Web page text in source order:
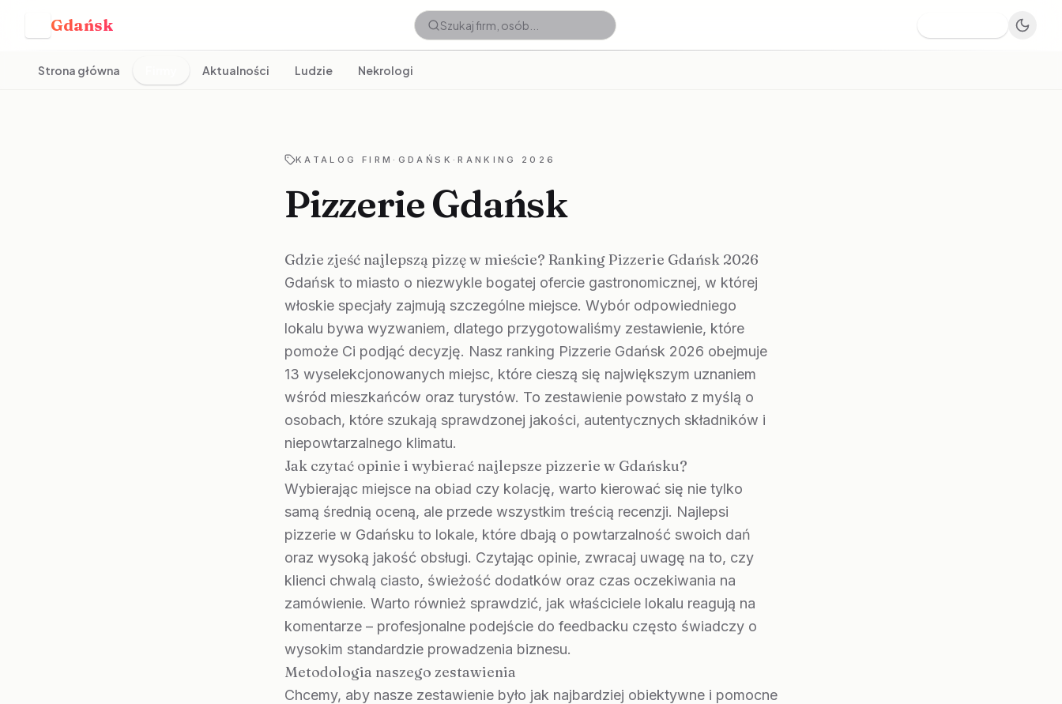
Gdańsk
Strona główna Aktualności Ludzie Nekrologi
KATALOG FIRM · GDAŃSK ·RANKING 2026
Pizzerie Gdańsk
Gdzie zjeść najlepszą pizzę w mieście? Ranking Pizzerie Gdańsk 2026
Gdańsk to miasto o niezwykle bogatej ofercie gastronomicznej, w której
włoskie specjały zajmują szczególne miejsce. Wybór odpowiedniego
lokalu bywa wyzwaniem, dlatego przygotowaliśmy zestawienie, które
pomoże Ci podjąć decyzję. Nasz ranking Pizzerie Gdańsk 2026 obejmuje
13 wyselekcjonowanych miejsc, które cieszą się największym uznaniem
wśród mieszkańców oraz turystów. To zestawienie powstało z myślą o
osobach, które szukają sprawdzonej jakości, autentycznych składników i
niepowtarzalnego klimatu.
Jak czytać opinie i wybierać najlepsze pizzerie w Gdańsku?
Wybierając miejsce na obiad czy kolację, warto kierować się nie tylko
samą średnią oceną, ale przede wszystkim treścią recenzji. Najlepsi
pizzerie w Gdańsku to lokale, które dbają o powtarzalność swoich dań
oraz wysoką jakość obsługi. Czytając opinie, zwracaj uwagę na to, czy
klienci chwalą ciasto, świeżość dodatków oraz czas oczekiwania na
zamówienie. Warto również sprawdzić, jak właściciele lokalu reagują na
komentarze – profesjonalne podejście do feedbacku często świadczy o
wysokim standardzie prowadzenia biznesu.
Metodologia naszego zestawienia
Chcemy, aby nasze zestawienie było jak najbardziej obiektywne i pomocne